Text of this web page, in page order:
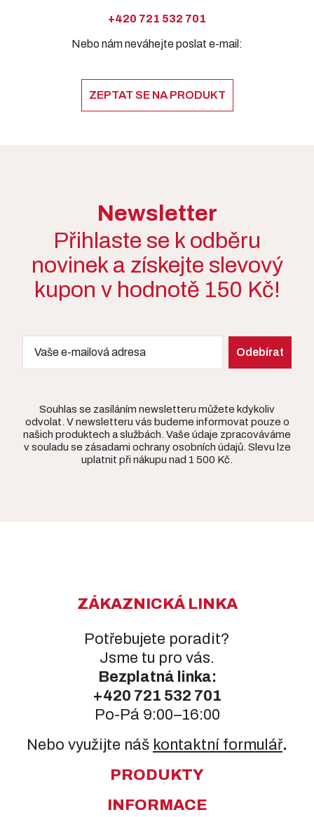
+420 721 532 701
Nebo nám neváhejte poslat e-mail:
ZEPTAT SE NA PRODUKT
Newsletter
Přihlaste se k odběru
novinek a získejte slevový
kupon v hodnotě 150 Kč!
Souhlas se zasíláním newsletteru můžete kdykoliv
odvolat. V newsletteru vás budeme informovat pouze o
našich produktech a službách. Vaše údaje zpracováváme
v souladu se zásadami ochrany osobních údajů. Slevu lze
uplatnit při nákupu nad 1 500 Kč.
ZÁKAZNICKÁ LINKA
Potřebujete poradit?
Jsme tu pro vás.
Bezplatná linka:
+420 721 532 701
Po-Pá 9:00–16:00
Nebo využijte náš kontaktní formulář.
PRODUKTY
INFORMACE